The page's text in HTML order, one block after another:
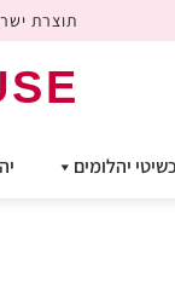
תוצרת ישראל | 30 יום החזר
יהלומים